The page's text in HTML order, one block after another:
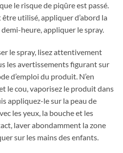
le risque de piqûre est passé.
utilisé, appliquer d’abord la
heure, appliquer le spray.
le spray, lisez attentivement
les avertissements figurant sur
d’emploi du produit. N’en
le cou, vaporisez le produit dans
appliquez-le sur la peau de
les yeux, la bouche et les
laver abondamment la zone
sur les mains des enfants.